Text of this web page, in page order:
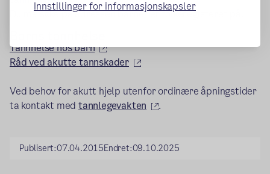
Innstillinger for informasjonskapsler
Du må søke på adressen barnet er folkeregisteret på.
Tannhelse hos barn
(ekstern lenke)
Råd ved akutte tannskader
(ekstern lenke)
Ved behov for akutt hjelp utenfor ordinære åpningstider
ta kontakt medtannlegevakten (ekstern lenke)
.
Publisert:07.04.2015Endret:09.10.2025